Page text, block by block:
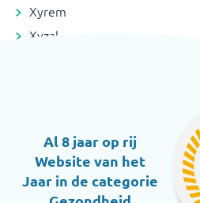
Xyrem
Xyzal
Al 8 jaar op rij
Website van het
Jaar in de categorie